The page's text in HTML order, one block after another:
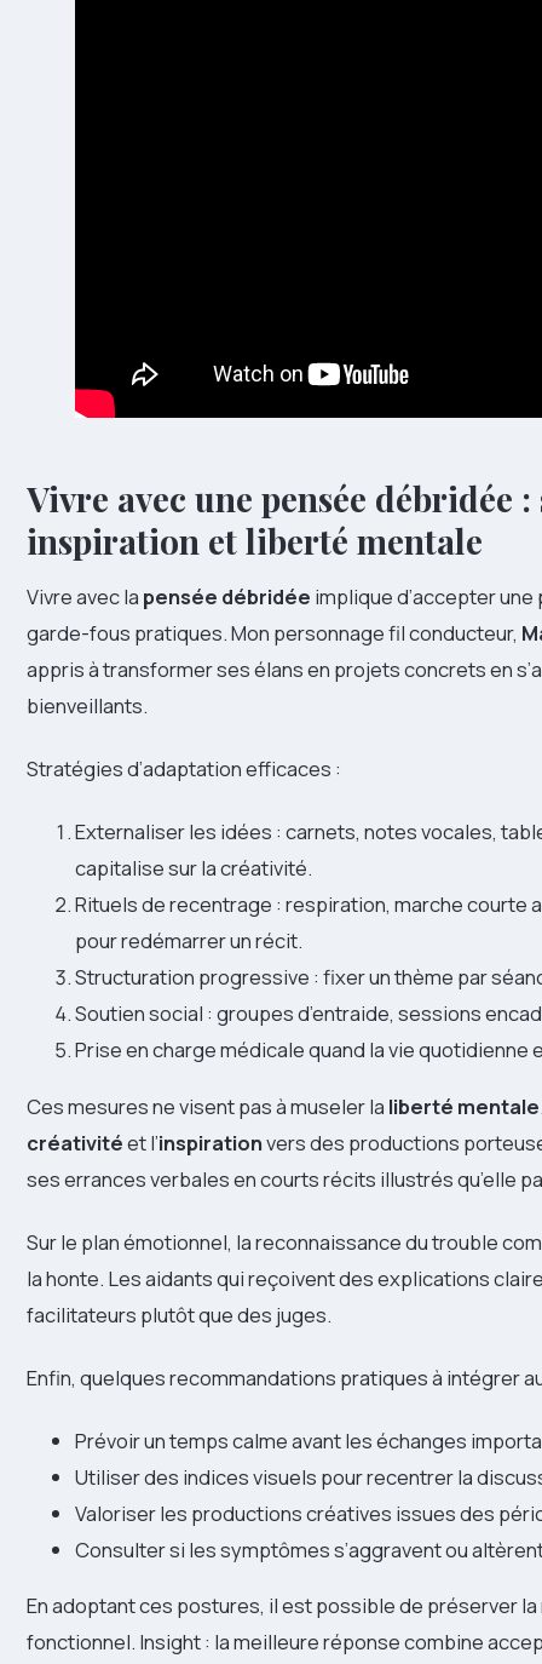
Vivre avec une pensée débridée
inspiration et liberté mentale
Vivre avec la pensée débridée implique d’accepter
garde-fous pratiques. Mon personnage fil conducteur,
appris à transformer ses élans en projets concrets en
bienveillants.
Stratégies d’adaptation efficaces :
Externaliser les idées : carnets, notes vocales,
capitalise sur la créativité.
Rituels de recentrage : respiration, marche courte
pour redémarrer un récit.
Structuration progressive : fixer un thème par
Soutien social : groupes d’entraide, sessions
Prise en charge médicale quand la vie quotidienne
Ces mesures ne visent pas à museler la liberté mentale
créativitéet l’inspirationvers des productions
ses errances verbales en courts récits illustrés qu’elle
Sur le plan émotionnel, la reconnaissance du trouble
la honte. Les aidants qui reçoivent des explications
facilitateurs plutôt que des juges.
Enfin, quelques recommandations pratiques à intégrer
Prévoir un temps calme avant les échanges
Utiliser des indices visuels pour recentrer la
Valoriser les productions créatives issues des
Consulter si les symptômes s’aggravent ou
En adoptant ces postures, il est possible de préserver
fonctionnel. Insight : la meilleure réponse combine